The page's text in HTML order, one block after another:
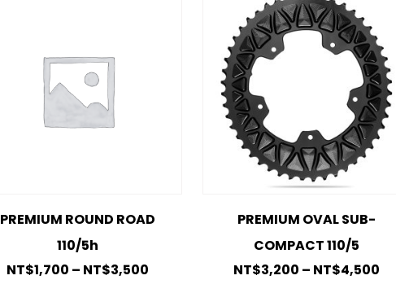
PREMIUM ROUND ROAD
110/5h
NT$1,700 – NT$3,500
PREMIUM OVAL SUB-
COMPACT 110/5
NT$3,200 – NT$4,500